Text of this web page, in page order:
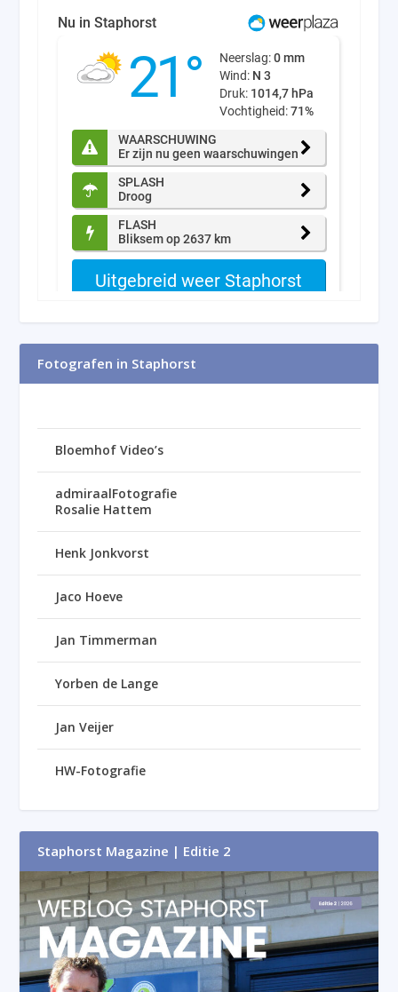
Fotografen in Staphorst
Bloemhof Video’s
admiraalFotografie
Rosalie Hattem
Henk Jonkvorst
Jaco Hoeve
Jan Timmerman
Yorben de Lange
Jan Veijer
HW-Fotografie
Staphorst Magazine | Editie 2